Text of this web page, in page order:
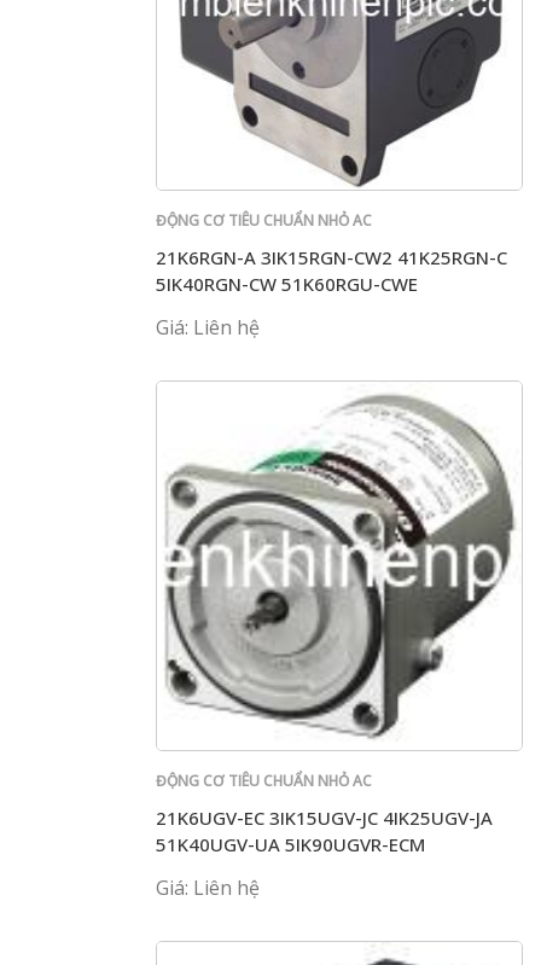
ĐỘNG CƠ TIÊU CHUẨN NHỎ AC
21K6RGN-A 3IK15RGN-CW2 41K25RGN-C
5IK40RGN-CW 51K60RGU-CWE
Giá: Liên hệ
ĐỘNG CƠ TIÊU CHUẨN NHỎ AC
21K6UGV-EC 3IK15UGV-JC 4IK25UGV-JA
51K40UGV-UA 5IK90UGVR-ECM
Giá: Liên hệ